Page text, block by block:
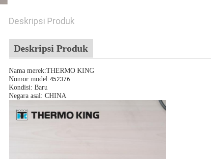
Deskripsi Produk
Deskripsi Produk
Nama merek:THERMO KING
Nomor model:452376
Kondisi: Baru
Negara asal: CHINA